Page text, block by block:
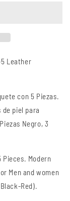
Leather
con 5 Piezas.
de piel para
Negro, 3
Modern
Men and women
Red).